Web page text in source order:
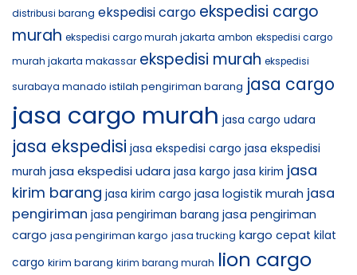
distribusi barang ekspedisi cargo ekspedisi cargo
murah ekspedisi cargo murah jakarta ambon ekspedisi cargo
murah jakarta makassar ekspedisi murah ekspedisi
surabaya manado istilah pengiriman barang jasa cargo
jasa cargo murah jasa cargo udara
jasa ekspedisi jasa ekspedisi cargo jasa ekspedisi
murah jasa ekspedisi udara jasa kargo jasa kirim jasa
kirim barang jasa kirim cargo jasa logistik murah jasa
pengiriman jasa pengiriman barang jasa pengiriman
cargo jasa pengiriman kargo jasa trucking kargo cepat kilat
cargo kirim barang kirim barang murah lion cargo